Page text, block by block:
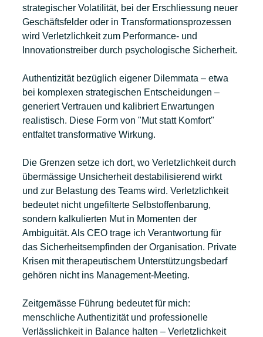
strategischer Volatilität, bei der Erschliessung neuer
Geschäftsfelder oder in Transformationsprozessen
wird Verletzlichkeit zum Performance- und
Innovationstreiber durch psychologische Sicherheit.
Authentizität bezüglich eigener Dilemmata – etwa
bei komplexen strategischen Entscheidungen –
generiert Vertrauen und kalibriert Erwartungen
realistisch. Diese Form von "Mut statt Komfort"
entfaltet transformative Wirkung.
Die Grenzen setze ich dort, wo Verletzlichkeit durch
übermässige Unsicherheit destabilisierend wirkt
und zur Belastung des Teams wird. Verletzlichkeit
bedeutet nicht ungefilterte Selbstoffenbarung,
sondern kalkulierten Mut in Momenten der
Ambiguität. Als CEO trage ich Verantwortung für
das Sicherheitsempfinden der Organisation. Private
Krisen mit therapeutischem Unterstützungsbedarf
gehören nicht ins Management-Meeting.
Zeitgemässe Führung bedeutet für mich:
menschliche Authentizität und professionelle
Verlässlichkeit in Balance halten – Verletzlichkeit